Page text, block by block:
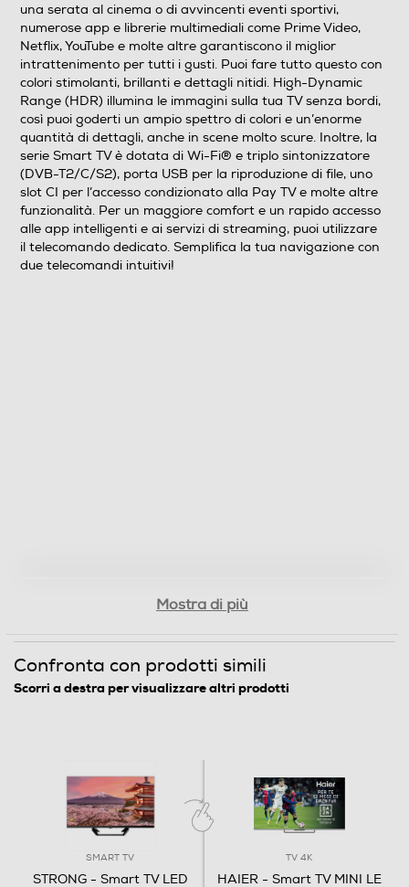
Sistema audio
Stereo
Subwoofer
Soundbar
Potenza d'uscita
Sintonizzatore DVB-C
Sintonizzatore DVB T – MPEG4
EPG Elettronic Program Guide
una serata al cinema o di avvincenti eventi sportivi,
numerose app e librerie multimediali come Prime Video,
Netflix, YouTube e molte altre garantiscono il miglior
intrattenimento per tutti i gusti. Puoi fare tutto questo con
colori stimolanti, brillanti e dettagli nitidi. High-Dynamic
Range (HDR) illumina le immagini sulla tua TV senza bordi,
così puoi goderti un ampio spettro di colori e un’enorme
quantità di dettagli, anche in scene molto scure. Inoltre, la
serie Smart TV è dotata di Wi-Fi® e triplo sintonizzatore
(DVB-T2/C/S2), porta USB per la riproduzione di file, uno
slot CI per l’accesso condizionato alla Pay TV e molte altre
funzionalità. Per un maggiore comfort e un rapido accesso
alle app intelligenti e ai servizi di streaming, puoi utilizzare
il telecomando dedicato. Semplifica la tua navigazione con
due telecomandi intuitivi!
Mostra di più
Confronta con prodotti simili
Scorri a destra per visualizzare altri prodotti
SMART TV
STRONG - Smart TV LED
TV 4K
HAIER - Smart TV MINI LE